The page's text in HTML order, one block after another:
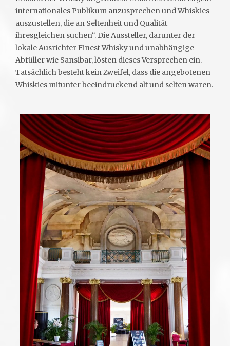
internationales Publikum anzusprechen und Whiskies
auszustellen, die an Seltenheit und Qualität
ihresgleichen suchen“. Die Aussteller, darunter der
lokale Ausrichter Finest Whisky und unabhängige
Abfüller wie Sansibar, lösten dieses Versprechen ein.
Tatsächlich besteht kein Zweifel, dass die angebotenen
Whiskies mitunter beeindruckend alt und selten waren.